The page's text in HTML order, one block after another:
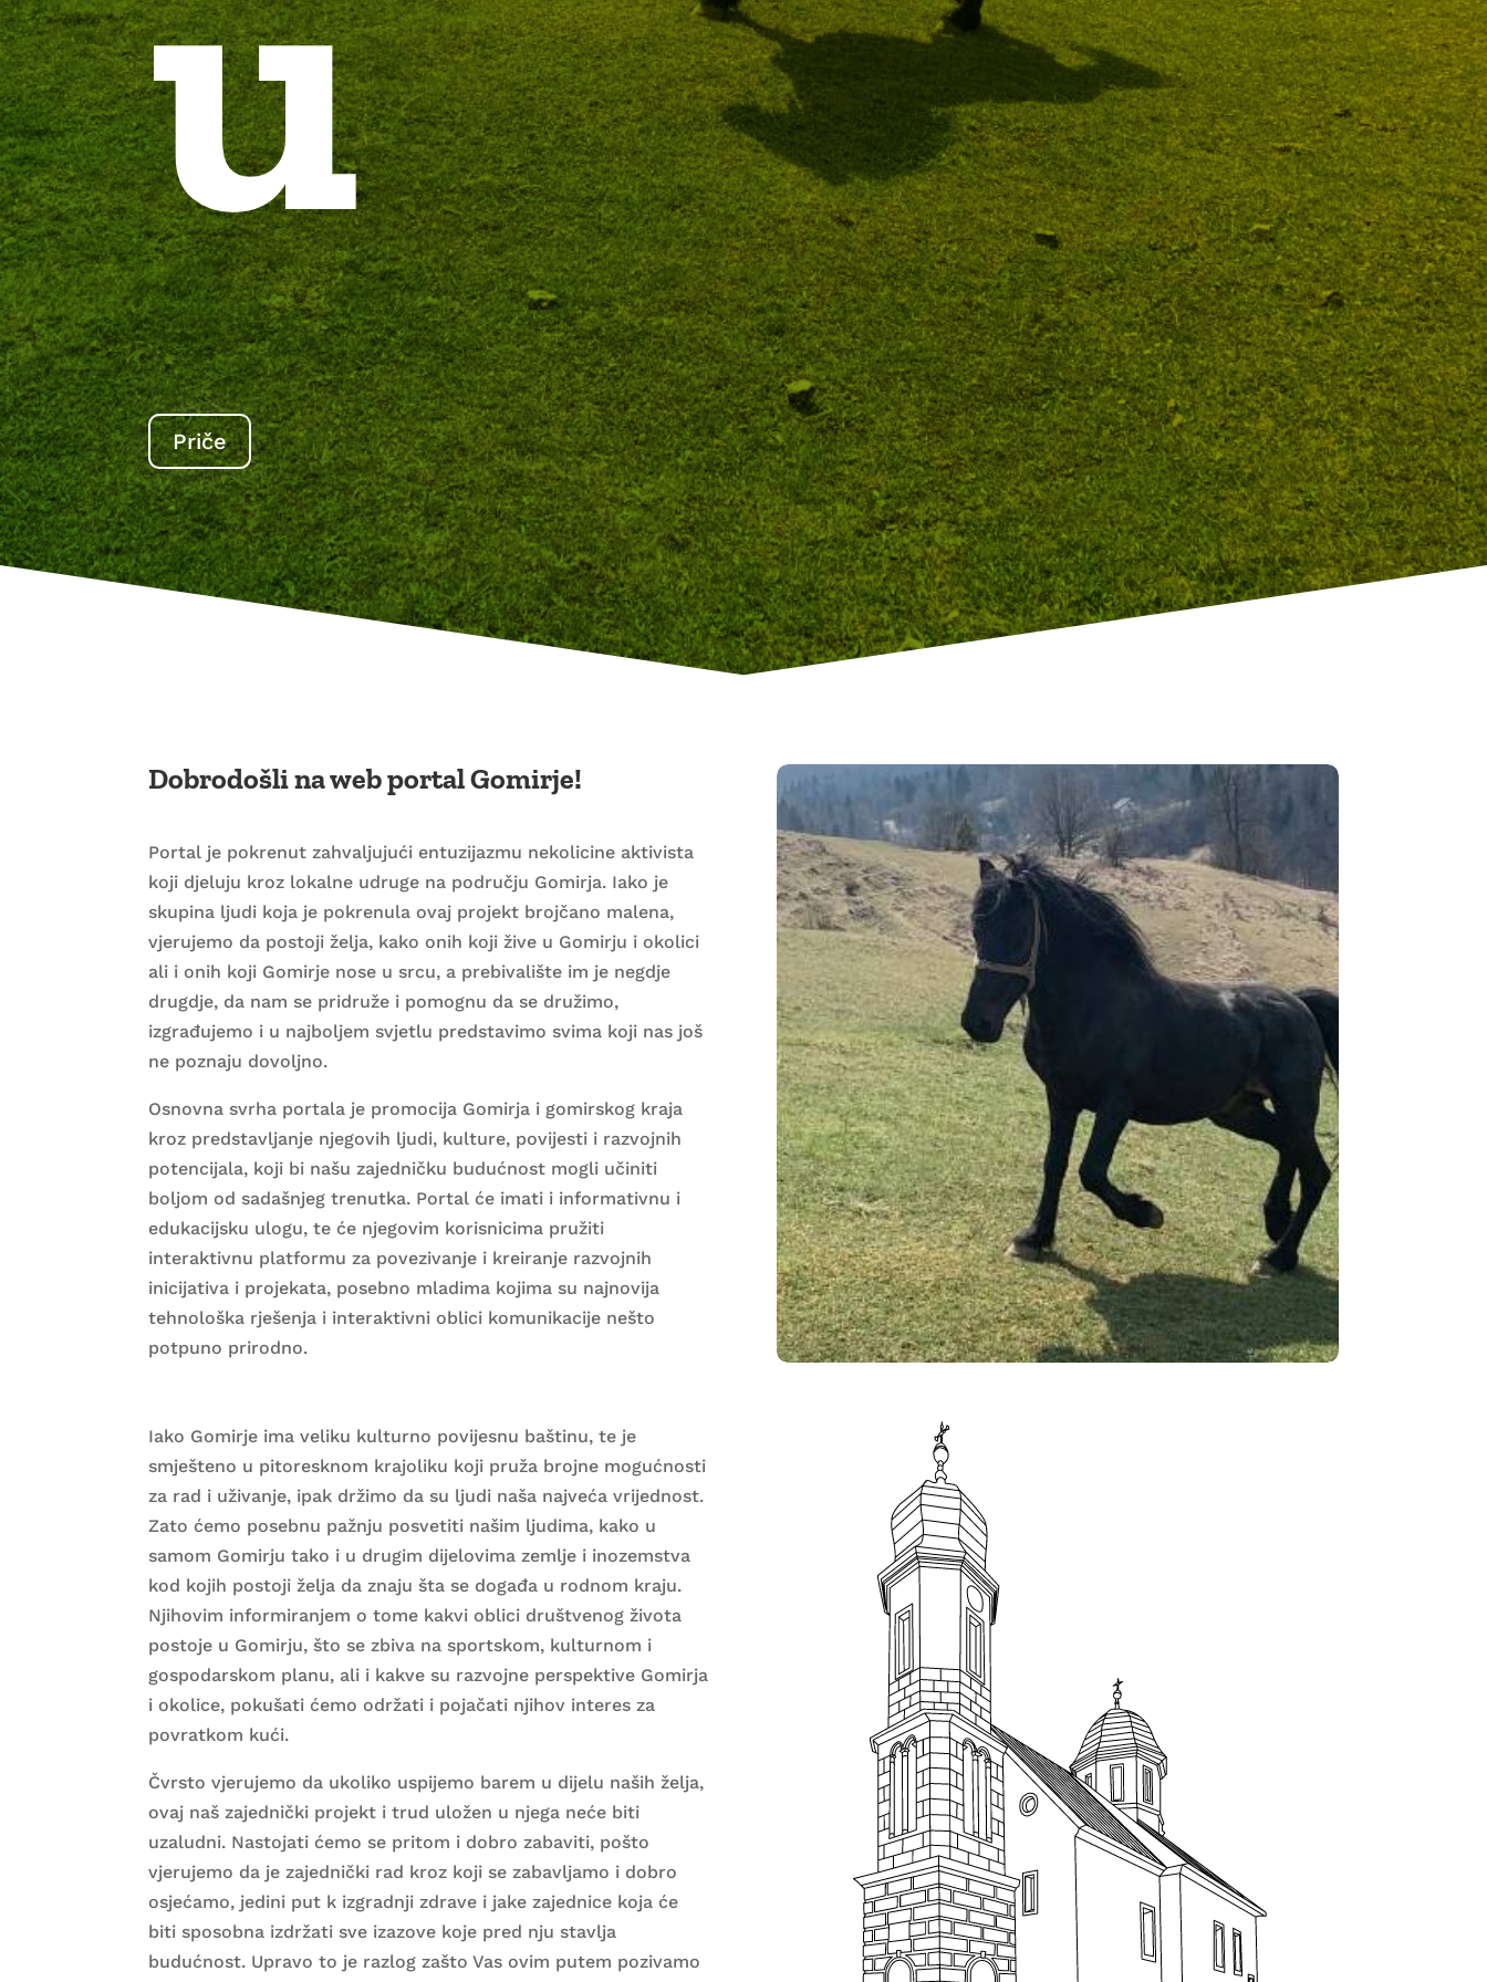
Priče
Dobrodošli na web portal Gomirje!
Portal je pokrenut zahvaljujući entuzijazmu nekolicine aktivista
koji djeluju kroz lokalne udruge na području Gomirja. Iako je
skupina ljudi koja je pokrenula ovaj projekt brojčano malena,
vjerujemo da postoji želja, kako onih koji žive u Gomirju i okolici
ali i onih koji Gomirje nose u srcu, a prebivalište im je negdje
drugdje, da nam se pridruže i pomognu da se družimo,
izgrađujemo i u najboljem svjetlu predstavimo svima koji nas još
ne poznaju dovoljno.
Osnovna svrha portala je promocija Gomirja i gomirskog kraja
kroz predstavljanje njegovih ljudi, kulture, povijesti i razvojnih
potencijala, koji bi našu zajedničku budućnost mogli učiniti
boljom od sadašnjeg trenutka. Portal će imati i informativnu i
edukacijsku ulogu, te će njegovim korisnicima pružiti
interaktivnu platformu za povezivanje i kreiranje razvojnih
inicijativa i projekata, posebno mladima kojima su najnovija
tehnološka rješenja i interaktivni oblici komunikacije nešto
potpuno prirodno.
Iako Gomirje ima veliku kulturno povijesnu baštinu, te je
smješteno u pitoresknom krajoliku koji pruža brojne mogućnosti
za rad i uživanje, ipak držimo da su ljudi naša najveća vrijednost.
Zato ćemo posebnu pažnju posvetiti našim ljudima, kako u
samom Gomirju tako i u drugim dijelovima zemlje i inozemstva
kod kojih postoji želja da znaju šta se događa u rodnom kraju.
Njihovim informiranjem o tome kakvi oblici društvenog života
postoje u Gomirju, što se zbiva na sportskom, kulturnom i
gospodarskom planu, ali i kakve su razvojne perspektive Gomirja
i okolice, pokušati ćemo održati i pojačati njihov interes za
povratkom kući.
Čvrsto vjerujemo da ukoliko uspijemo barem u dijelu naših želja,
ovaj naš zajednički projekt i trud uložen u njega neće biti
uzaludni. Nastojati ćemo se pritom i dobro zabaviti, pošto
vjerujemo da je zajednički rad kroz koji se zabavljamo i dobro
osjećamo, jedini put k izgradnji zdrave i jake zajednice koja će
biti sposobna izdržati sve izazove koje pred nju stavlja
budućnost. Upravo to je razlog zašto Vas ovim putem pozivamo